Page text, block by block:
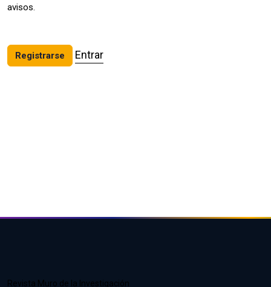
avisos.
Registrarse Entrar
Revista Muro de la Investigación